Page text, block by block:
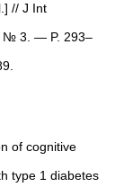
// J Int
№ 3. — P. 293–
of cognitive
type 1 diabetes